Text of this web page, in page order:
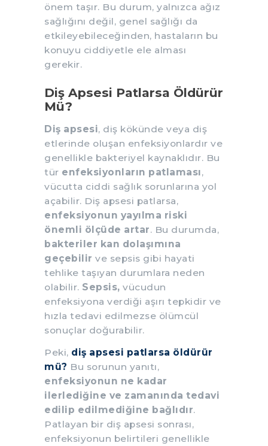
önem taşır. Bu durum, yalnızca ağız
sağlığını değil, genel sağlığı da
etkileyebileceğinden, hastaların bu
konuyu ciddiyetle ele alması
gerekir.
Diş Apsesi Patlarsa Öldürür
Mü?
Diş apsesi, diş kökünde veya diş
etlerinde oluşan enfeksiyonlardır ve
genellikle bakteriyel kaynaklıdır. Bu
tür enfeksiyonların patlaması,
vücutta ciddi sağlık sorunlarına yol
açabilir. Diş apsesi patlarsa,
enfeksiyonun yayılma riski
önemli ölçüde artar. Bu durumda,
bakteriler kan dolaşımına
geçebilir ve sepsis gibi hayati
tehlike taşıyan durumlara neden
olabilir. Sepsis, vücudun
enfeksiyona verdiği aşırı tepkidir ve
hızla tedavi edilmezse ölümcül
sonuçlar doğurabilir.
Peki, diş apsesi patlarsa öldürür
mü? Bu sorunun yanıtı,
enfeksiyonun ne kadar
ilerlediğine ve zamanında tedavi
edilip edilmediğine bağlıdır.
Patlayan bir diş apsesi sonrası,
enfeksiyonun belirtileri genellikle